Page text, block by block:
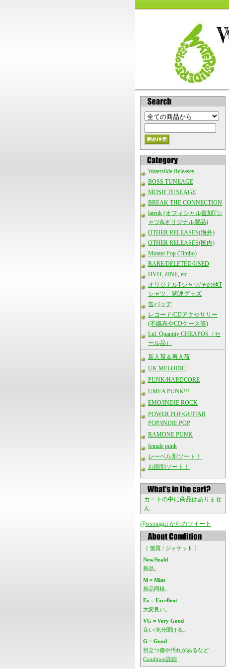
Waterslide Releases
BOSS TUNEAGE
MOSH TUNEAGE
BREAK THE CONNECTION
lateuk (オフィシャル復刻Tシ
ャツ&オリジナル製品)
OTHER RELEASES(海外)
OTHER RELEASES(国内)
Mutant Pop (Timbo)
RARE/DELETED/USED
DVD, ZINE, etc
オリジナルTシャツ/その他T
シャツ、関連グッズ
缶バッヂ
レコード/CDアクセサリー
(不織布やCDケース等)
Ltd. Quantity CHEAPOS（セ
ール品）
新入荷＆再入荷
UK MELODIC
PUNK/HARDCORE
UMEA PUNK!!!
EMO/INDIE ROCK
POWER POP/GUITAR
POP/INDIE POP
RAMONE PUNK
female punk
レーベル別ソート！
お国別ソート！
カートの中に商品はありませ
ん
@wsonigiri からのツイート
［ 盤質 / ジャケット ］
New/Seald
新品。
M = Mint
新品同様。
Ex = Excellent
大変良い。
VG = Very Good
良い/充分聞ける。
G = Good
目立つ傷や汚れがあるなど
Condition詳細